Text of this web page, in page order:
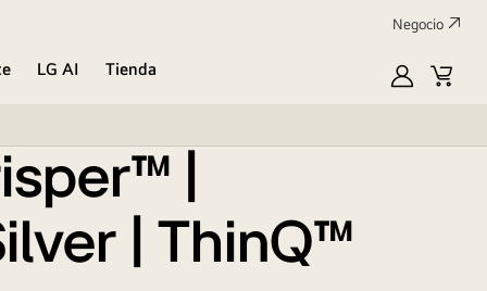
Negocio
LG AI
Tienda
Mi
pᶟ)
|
| ThinQ™